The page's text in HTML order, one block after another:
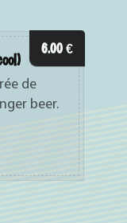
6.00€
de
beer.